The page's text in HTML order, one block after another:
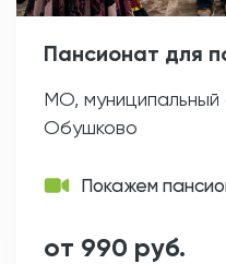
Пансионат для
МО,
Обушково
Покажем
от 990 руб.